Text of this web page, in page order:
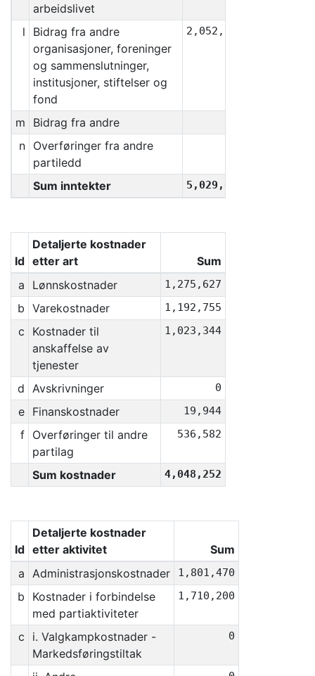
arbeidslivet
l
Bidrag fra andre
organisasjoner, foreninger
og sammenslutninger,
institusjoner, stiftelser og
fond
2,052,500
m Bidrag fra andre
n Overføringer fra andre
partiledd
Sum inntekter 5,029,057
Id
Detaljerte kostnader
etter art
Sum
a
Lønnskostnader 1,275,627
b Varekostnader 1,192,755
c
Kostnader til
anskaffelse av
tjenester
1,023,344
d Avskrivninger 0
e Finanskostnader 19,944
f Overføringer til andre
partilag
536,582
Sum kostnader 4,048,252
Id
Detaljerte kostnader
etter aktivitet
Sum
a Administrasjonskostnader 1,801,470
b
Kostnader i forbindelse
med partiaktiviteter
1,710,200
c
i. Valgkampkostnader -
Markedsføringstiltak
0